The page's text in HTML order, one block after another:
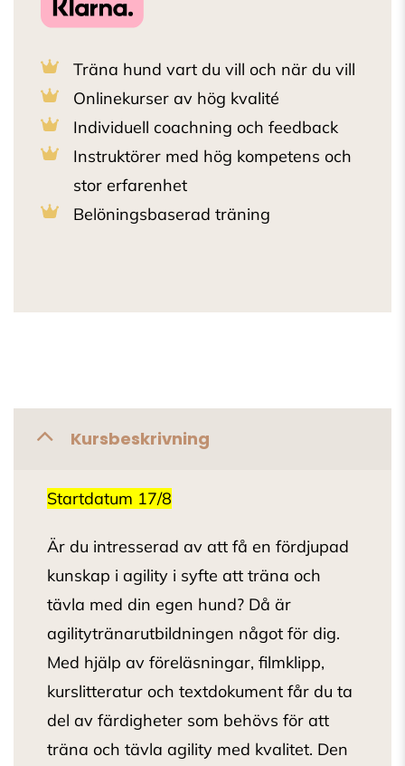
Träna hund vart du vill och när du vill
Onlinekurser av hög kvalité
Individuell coachning och feedback
Instruktörer med hög kompetens och
stor erfarenhet
Belöningsbaserad träning
Kursbeskrivning
Startdatum 17/8
Är du intresserad av att få en fördjupad
kunskap i agility i syfte att träna och
tävla med din egen hund? Då är
agilitytränarutbildningen något för dig.
Med hjälp av föreläsningar, filmklipp,
kurslitteratur och textdokument får du ta
del av färdigheter som behövs för att
träna och tävla agility med kvalitet. Den